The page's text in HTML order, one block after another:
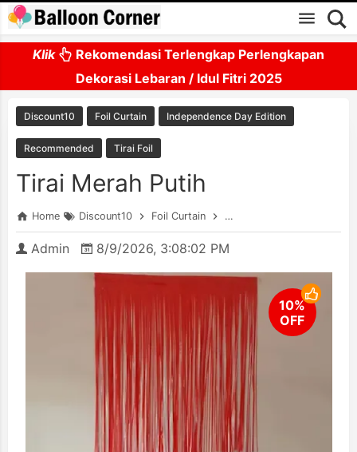
Skip to main content
Klik
Rekomendasi Terlengkap Perlengkapan
Dekorasi Lebaran / Idul Fitri 2025
Discount10 Foil Curtain Independence Day Edition
Recommended Tirai Foil
Tirai Merah Putih
Home Discount10 Foil Curtain Independence Day Edition
Admin 8/9/2026, 3:08:02 PM